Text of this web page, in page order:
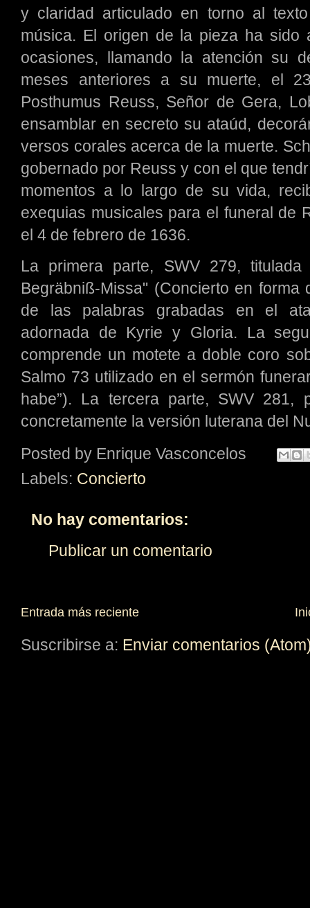
y claridad articulado en torno al
música. El origen de la pieza ha sido
ocasiones, llamando la atención su
meses anteriores a su muerte, el
Posthumus Reuss, Señor de Gera,
ensamblar en secreto su ataúd,
versos corales acerca de la muerte.
gobernado por Reuss y con el que
momentos a lo largo de su vida,
exequias musicales para el funeral de
el 4 de febrero de 1636.
La primera parte, SWV 279,
Begräbniß-Missa" (Concierto en
de las palabras grabadas en el
adornada de Kyrie y Gloria. La
comprende un motete a doble coro
Salmo 73 utilizado en el sermón
habe”). La tercera parte, SWV 281,
concretamente la versión luterana del
Posted by Enrique Vasconcelos
Labels: Concierto
No hay comentarios:
Publicar un comentario
Entrada más reciente
Suscribirse a: Enviar comentarios